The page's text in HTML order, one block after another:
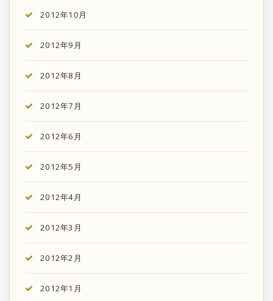
2012年10月
2012年9月
2012年8月
2012年7月
2012年6月
2012年5月
2012年4月
2012年3月
2012年2月
2012年1月